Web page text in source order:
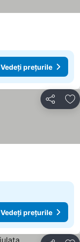
Vedeți prețurile
Distribuiți
Vedeți prețurile